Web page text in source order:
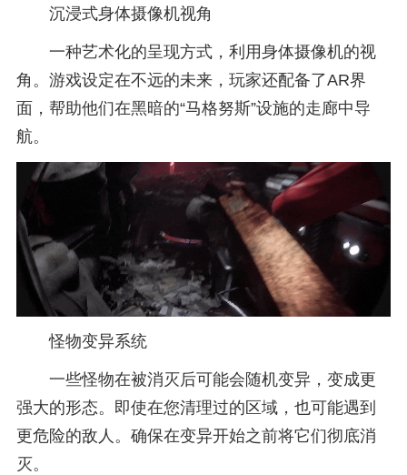
沉浸式身体摄像机视角
一种艺术化的呈现方式，利用身体摄像机的视
角。游戏设定在不远的未来，玩家还配备了AR界
面，帮助他们在黑暗的“马格努斯”设施的走廊中导
航。
怪物变异系统
一些怪物在被消灭后可能会随机变异，变成更
强大的形态。即使在您清理过的区域，也可能遇到
更危险的敌人。确保在变异开始之前将它们彻底消
灭。